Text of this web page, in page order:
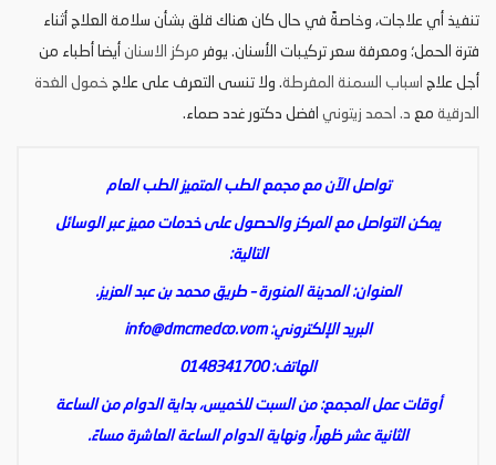
تنفيذ أي علاجات، وخاصةً في حال كان هناك قلق بشأن سلامة العلاج أثناء
فترة الحمل؛ ومعرفة سعر تركيبات الأسنان. يوفر مركز الاسنان أيضا أطباء من
أجل علاج اسباب السمنة المفرطة. ولا تنسى التعرف على علاج خمول الغدة
الدرقية مع د. احمد زيتوني افضل دكتور غدد صماء.
تواصل الآن مع مجمع الطب المتميز الطب العام
يمكن التواصل مع المركز والحصول على خدمات مميز عبر الوسائل
التالية:
العنوان: المدينة المنورة – طريق محمد بن عبد العزيز.
البريد الإلكتروني:info@dmcmedco.vom
الهاتف: 0148341700
أوقات عمل المجمع: من السبت للخميس، بداية الدوام من الساعة
الثانية عشر ظهراً، ونهاية الدوام الساعة العاشرة مساءً.